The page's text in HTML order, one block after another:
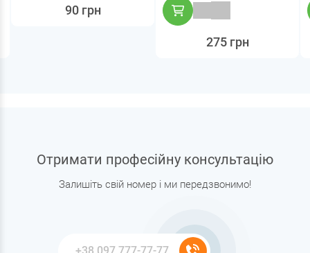
90 грн
275 грн
Отримати професійну консультацію
Залишіть свій номер і ми передзвонимо!